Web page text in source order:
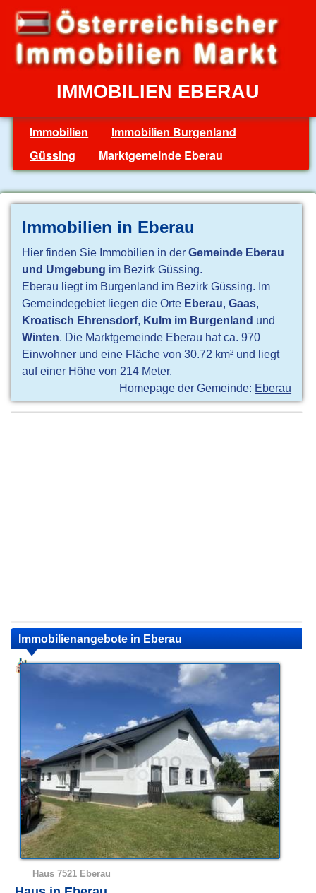
IMMOBILIEN EBERAU
Immobilien
Immobilien Burgenland
Güssing
Marktgemeinde Eberau
Immobilien in Eberau
Hier finden Sie Immobilien in derGemeinde Eberau
und Umgebung im Bezirk Güssing.
Eberau liegt im Burgenland im Bezirk Güssing. Im
Gemeindegebiet liegen die Orte Eberau,Gaas,
Kroatisch Ehrensdorf, Kulm im Burgenland und
Winten. Die Marktgemeinde Eberau hat ca. 970
Einwohner und eine Fläche von 30.72 km² und liegt
auf einer Höhe von 214 Meter.
Homepage der Gemeinde: Eberau
Immobilienangebote in Eberau
Haus 7521 Eberau